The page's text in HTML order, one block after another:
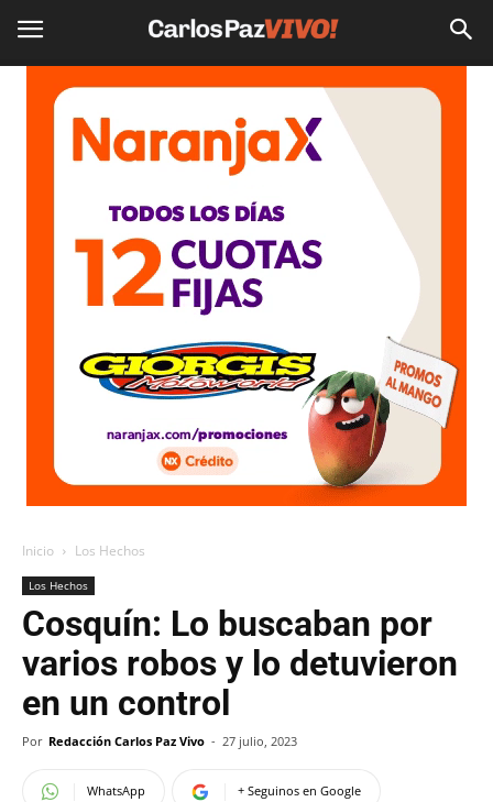
Inicio Los Hechos
Los Hechos
Cosquín: Lo buscaban por
varios robos y lo detuvieron
en un control
Por Redacción Carlos Paz Vivo - 27 julio, 2023
WhatsApp + Seguinos en Google